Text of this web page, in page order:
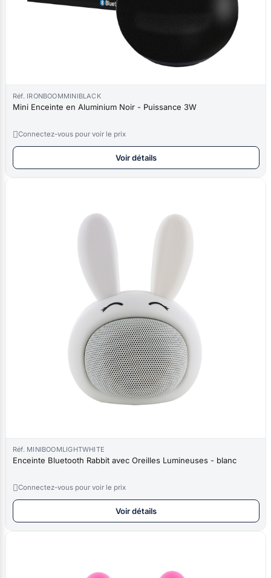
Réf. IRONBOOMMINIBLACK
Mini Enceinte en Aluminium Noir - Puissance 3W
Connectez-vous pour voir le prix
Voir détails
Réf. MINIBOOMLIGHTWHITE
Enceinte Bluetooth Rabbit avec Oreilles Lumineuses - blanc
Connectez-vous pour voir le prix
Voir détails